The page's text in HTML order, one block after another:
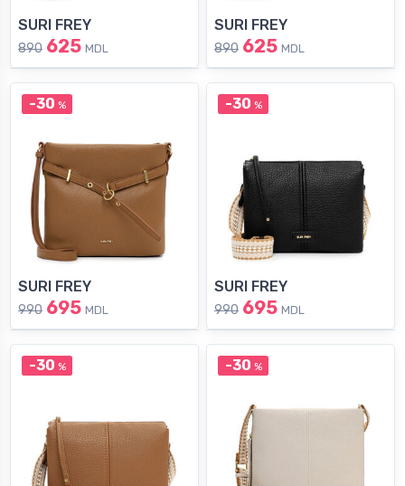
SURI FREY
890 625 MDL
SURI FREY
890 625 MDL
-30 %
SURI FREY
990 695 MDL
-30 %
SURI FREY
990 695 MDL
-30 % -30 %